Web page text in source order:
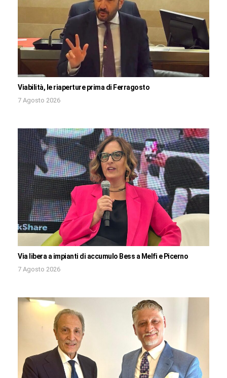
Viabilità, le riaperture prima di Ferragosto
7 Agosto 2026
Via libera a impianti di accumulo Bess a Melfi e Picerno
7 Agosto 2026